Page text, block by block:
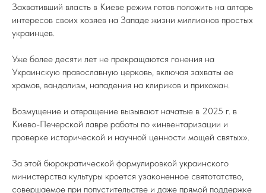
Захвативший власть в Киеве режим готов положить на алтарь
интересов своих хозяев на Западе жизни миллионов простых
украинцев.
Уже более десяти лет не прекращаются гонения на
Украинскую православную церковь, включая захваты ее
храмов, вандализм, нападения на клириков и прихожан.
Возмущение и отвращение вызывают начатые в 2025 г. в
Киево-Печерской лавре работы по «инвентаризации и
проверке исторической и научной ценности мощей святых».
За этой бюрократической формулировкой украинского
министерства культуры кроется узаконенное святотатство,
совершаемое при попустительстве и даже прямой поддержке